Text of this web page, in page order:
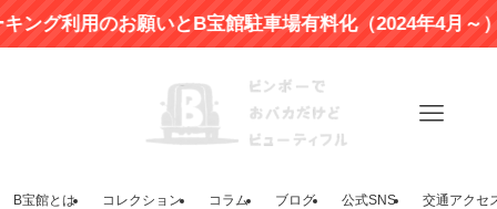
利用のお願いとB宝館駐車場有料化（2024年4月～）の
B宝館とは コレクション コラム ブログ 公式SNS 交通アクセ